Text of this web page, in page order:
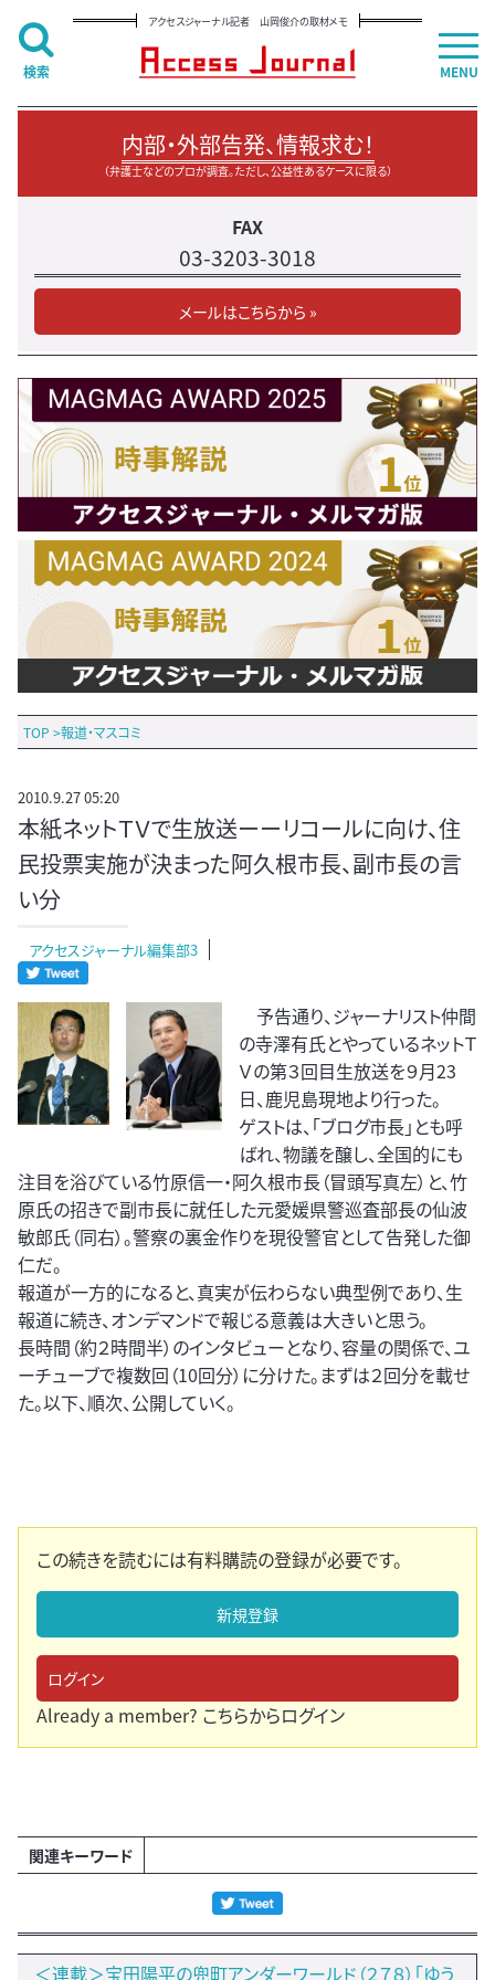
アクセスジャーナル記者 山岡俊介の取材メモ
内部・外部告発、情報求む！
（弁護士などのプロが調査。ただし、公益性あるケースに限る）
FAX
03-3203-3018
メールはこちらから »
TOP >報道・マスコミ
2010.9.27 05:20
本紙ネットＴＶで生放送ーーリコールに向け、住
民投票実施が決まった阿久根市長、副市長の言
い分
アクセスジャーナル編集部3
予告通り、ジャーナリスト仲間
の寺澤有氏とやっているネットＴ
Ｖの第３回目生放送を９月23
日、鹿児島現地より行った。
ゲストは、「ブログ市長」とも呼
ばれ、物議を醸し、全国的にも
注目を浴びている竹原信一・阿久根市長（冒頭写真左）と、竹
原氏の招きで副市長に就任した元愛媛県警巡査部長の仙波
敏郎氏（同右）。警察の裏金作りを現役警官として告発した御
仁だ。
報道が一方的になると、真実が伝わらない典型例であり、生
報道に続き、オンデマンドで報じる意義は大きいと思う。
長時間（約２時間半）のインタビューとなり、容量の関係で、ユ
ーチューブで複数回（10回分）に分けた。まずは２回分を載せ
た。以下、順次、公開していく。
この続きを読むには有料購読の登録が必要です。
新規登録
ログイン
Already a member? こちらからログイン
関連キーワード
＜連載＞宝田陽平の兜町アンダーワールド（２７８）「ゆう
MENU
検索